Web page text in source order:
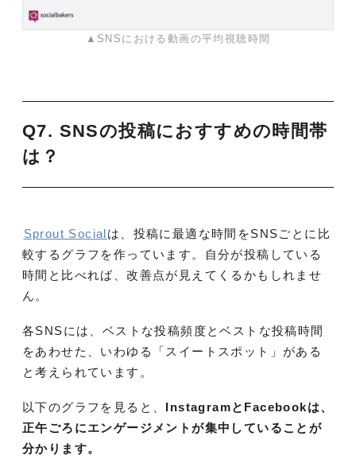
▲SNSにおける動画の平均視聴時間
Q7. SNSの投稿におすすめの時間帯
は？
Sprout Socialは、投稿に最適な時間をSNSごとに比
較するグラフを作っています。自分が投稿している
時間と比べれば、改善点が見えてくるかもしれませ
ん。
各SNSには、ベストな投稿頻度とベストな投稿時間
をあわせた、いわゆる「スイートスポット」がある
と考えられています。
以下のグラフを見ると、 InstagramとFacebookは、
正午ごろにエンゲージメントが集中していることが
分かります。